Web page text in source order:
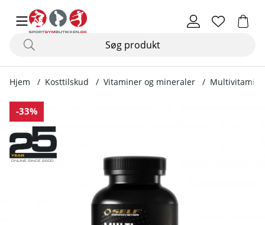
Hjem Kosttilskud Vitaminer og mineraler Multivitamin,
-33%
Produktbilleder Multivitamin, 120 kapsler